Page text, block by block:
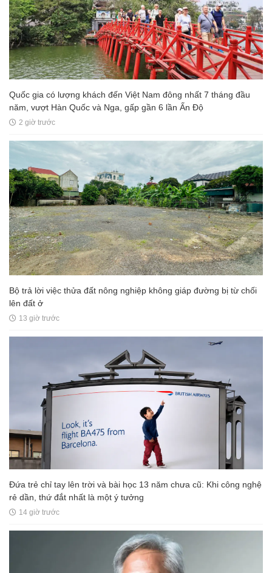
Quốc gia có lượng khách đến Việt Nam đông nhất 7 tháng đầu
năm, vượt Hàn Quốc và Nga, gấp gần 6 lần Ấn Độ
2 giờ trước
Bộ trả lời việc thửa đất nông nghiệp không giáp đường bị từ chối
lên đất ở
13 giờ trước
Đứa trẻ chỉ tay lên trời và bài học 13 năm chưa cũ: Khi công nghệ
rẻ dần, thứ đắt nhất là một ý tưởng
14 giờ trước